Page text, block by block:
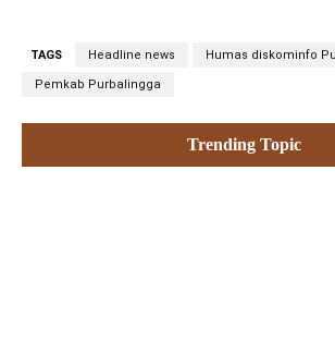
TAGS Headline news Humas diskominfo
Pemkab Purbalingga
Trending Topic